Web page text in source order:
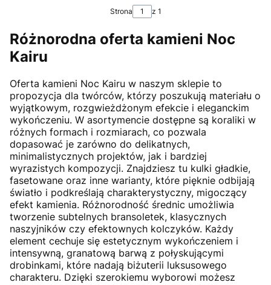
Strona z 1
Różnorodna oferta kamieni Noc
Kairu
Oferta kamieni Noc Kairu w naszym sklepie to
propozycja dla twórców, którzy poszukują materiału o
wyjątkowym, rozgwieżdżonym efekcie i eleganckim
wykończeniu. W asortymencie dostępne są koraliki w
różnych formach i rozmiarach, co pozwala
dopasować je zarówno do delikatnych,
minimalistycznych projektów, jak i bardziej
wyrazistych kompozycji. Znajdziesz tu kulki gładkie,
fasetowane oraz inne warianty, które pięknie odbijają
światło i podkreślają charakterystyczny, migoczący
efekt kamienia. Różnorodność średnic umożliwia
tworzenie subtelnych bransoletek, klasycznych
naszyjników czy efektownych kolczyków. Każdy
element cechuje się estetycznym wykończeniem i
intensywną, granatową barwą z połyskującymi
drobinkami, które nadają biżuterii luksusowego
charakteru. Dzięki szerokiemu wyborowi możesz